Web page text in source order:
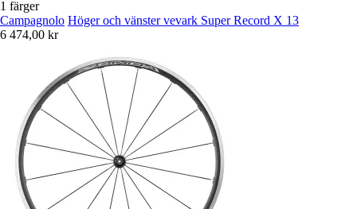
1 färger
Campagnolo Höger och vänster vevark Super Record X 13
6 474,00 kr